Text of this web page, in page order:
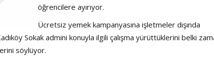
öğrencilere ayırıyor.
Ücretsiz yemek kampanyasına işletmeler dışında
Sokak admini konuyla ilgili çalışma yürüttüklerini belki
söylüyor.